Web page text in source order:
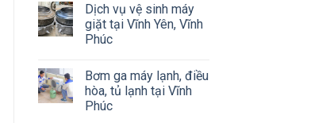
Dịch vụ vệ sinh máy
giặt tại Vĩnh Yên, Vĩnh
Phúc
Bơm ga máy lạnh, điều
hòa, tủ lạnh tại Vĩnh
Phúc